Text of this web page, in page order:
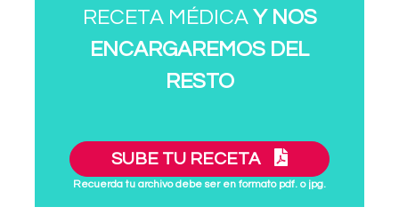
RECETA MÉDICA Y NOS
ENCARGAREMOS DEL
RESTO
SUBE TU RECETA
Recuerda tu archivo debe ser en formato pdf. o jpg.